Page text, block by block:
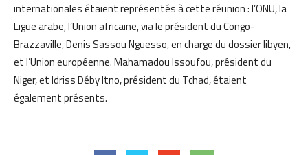
internationales étaient représentés à cette réunion : l’ONU, la
Ligue arabe, l’Union africaine, via le président du Congo-
Brazzaville, Denis Sassou Nguesso, en charge du dossier libyen,
et l’Union européenne. Mahamadou Issoufou, président du
Niger, et Idriss Déby Itno, président du Tchad, étaient
également présents.